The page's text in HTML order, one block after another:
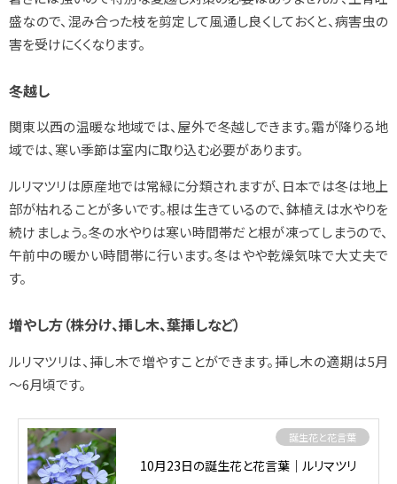
盛なので、混み合った枝を剪定して風通し良くしておくと、病害虫の
害を受けにくくなります。
冬越し
関東以西の温暖な地域では、屋外で冬越しできます。霜が降りる地
域では、寒い季節は室内に取り込む必要があります。
ルリマツリは原産地では常緑に分類されますが、日本では冬は地上
部が枯れることが多いです。根は生きているので、鉢植えは水やりを
続けましょう。冬の水やりは寒い時間帯だと根が凍ってしまうので、
午前中の暖かい時間帯に行います。冬はやや乾燥気味で大丈夫で
す。
増やし方（株分け、挿し木、葉挿しなど）
ルリマツリは、挿し木で増やすことができます。挿し木の適期は5月
～6月頃です。
誕生花と花言葉
10月23日の誕生花と花言葉｜ルリマツリ